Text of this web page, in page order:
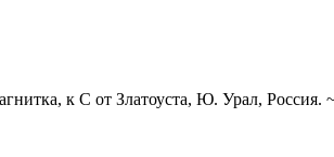
к С от Златоуста, Ю. Урал,